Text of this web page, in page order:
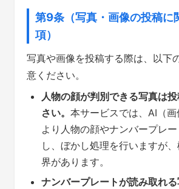
第9条（写真・画像の投稿に
項）
写真や画像を投稿する際は、以下
意ください。
人物の顔が判別できる写真は
さい。 本サービスでは、AI（
より人物の顔やナンバープレ
し、ぼかし処理を行いますが
界があります。
ナンバープレートが読み取れ